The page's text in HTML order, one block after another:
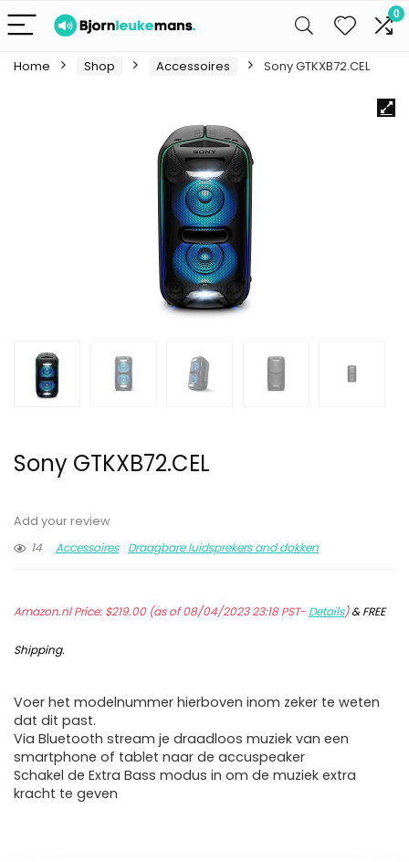
0
Home Shop Accessoires Sony GTKXB72.CEL
Sony GTKXB72.CEL
Add your review
14
Accessoires Draagbare luidsprekers and dokken
Amazon.nl Price:$219.00(as of 08/04/2023 23:18 PST- Details)&FREE
Shipping.
Voer het modelnummer hierboven inom zeker te weten
dat dit past.
Via Bluetooth stream je draadloos muziek van een
smartphone of tablet naar de accuspeaker
Schakel de Extra Bass modus in om de muziek extra
kracht te geven